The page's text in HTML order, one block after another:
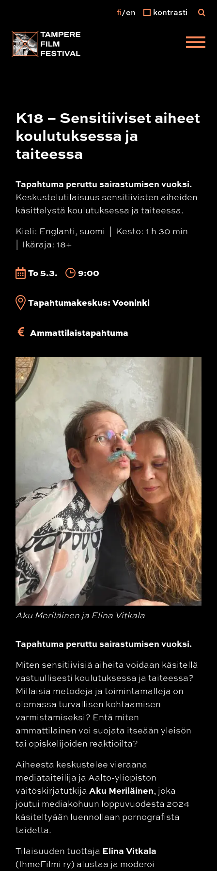
Päävalikko
fi en kontrasti
K18 – Sensitiiviset aiheet
koulutuksessa ja
taiteessa
Tapahtuma peruttu sairastumisen vuoksi.
Keskustelutilaisuus sensitiivisten aiheiden
käsittelystä koulutuksessa ja taiteessa.
Kieli: Englanti, suomi
Kesto: 1 h 30 min
Ikäraja: 18+
To 5.3. 9:00
Tapahtumakeskus: Vooninki
Ammattilaistapahtuma
Aku Meriläinen ja Elina Vitkala
Tapahtuma peruttu sairastumisen vuoksi.
Miten sensitiivisiä aiheita voidaan käsitellä
vastuullisesti koulutuksessa ja taiteessa?
Millaisia metodeja ja toimintamalleja on
olemassa turvallisen kohtaamisen
varmistamiseksi? Entä miten
ammattilainen voi suojata itseään yleisön
tai opiskelijoiden reaktioilta?
Aiheesta keskustelee vieraana
mediataiteilija ja Aalto-yliopiston
väitöskirjatutkija Aku Meriläinen, joka
joutui mediakohuun loppuvuodesta 2024
käsiteltyään luennollaan pornografista
taidetta.
Tilaisuuden tuottaja Elina Vitkala
(IhmeFilmi ry) alustaa ja moderoi